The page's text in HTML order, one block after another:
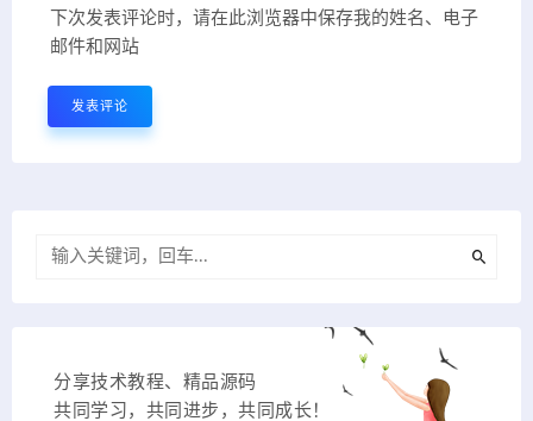
下次发表评论时，请在此浏览器中保存我的姓名、电子
邮件和网站
分享技术教程、精品源码
共同学习，共同进步，共同成长！